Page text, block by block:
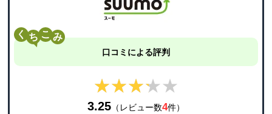
く こ
口コミによる評判
★★★★★
★★★★★
3.25 （レビュー数4件）